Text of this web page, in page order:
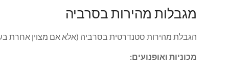
מגבלות מהירות בסרביה
הגבלת מהירות סטנדרטית בסרביה (אלא אם מצוין אחרת
מכוניות ואופנועים: